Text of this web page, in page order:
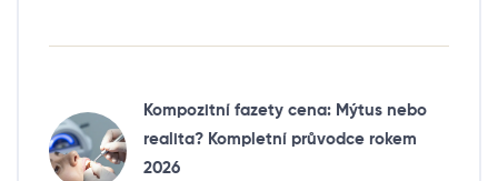
Kompozitní fazety cena: Mýtus nebo
realita? Kompletní průvodce rokem
2026